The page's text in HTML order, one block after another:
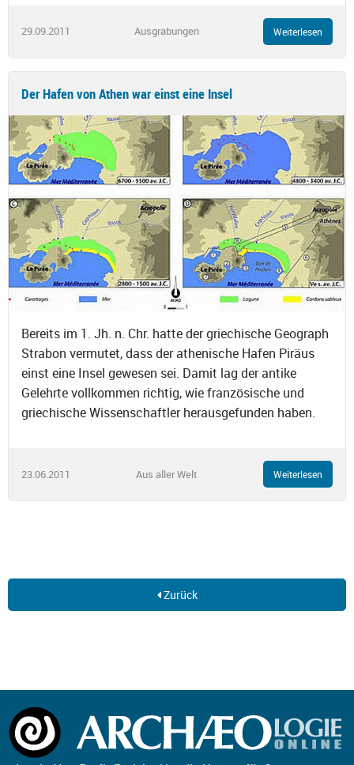
29.09.2011 Ausgrabungen Weiterlesen
Der Hafen von Athen war einst eine Insel
Bereits im 1. Jh. n. Chr. hatte der griechische Geograph
Strabon vermutet, dass der athenische Hafen Piräus
einst eine Insel gewesen sei. Damit lag der antike
Gelehrte vollkommen richtig, wie französische und
griechische Wissenschaftler herausgefunden haben.
23.06.2011 Aus aller Welt Weiterlesen
Zurück